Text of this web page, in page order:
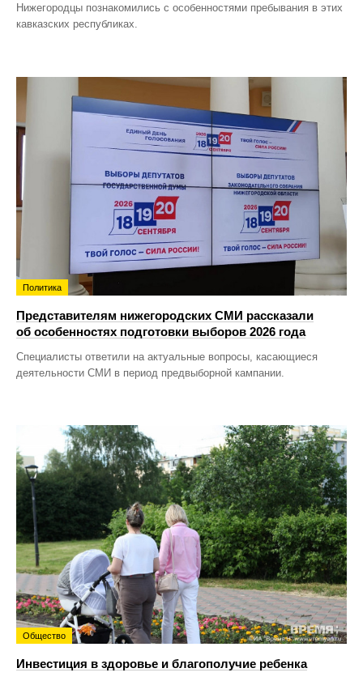
Нижегородцы познакомились с особенностями пребывания в этих
кавказских республиках.
Политика
Представителям нижегородских СМИ рассказали
об особенностях подготовки выборов 2026 года
Специалисты ответили на актуальные вопросы, касающиеся
деятельности СМИ в период предвыборной кампании.
Общество
Инвестиция в здоровье и благополучие ребенка